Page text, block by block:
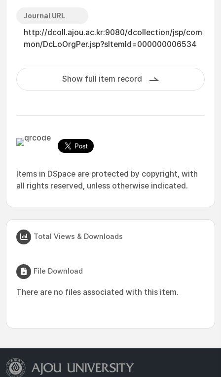
Journal URL
http://dcoll.ajou.ac.kr:9080/dcollection/jsp/com
mon/DcLoOrgPer.jsp?sItemId=000000006534
Show full item record
Items in DSpace are protected by copyright, with
all rights reserved, unless otherwise indicated.
Total Views & Downloads
File Download
There are no files associated with this item.